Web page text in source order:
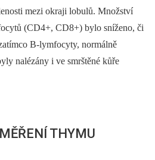
mezi okraji lobulů. Množství
(CD4+, CD8+) bylo sníženo, či
B-lymfocyty, normálně
nalézány i ve smrštěné kůře
THYMU